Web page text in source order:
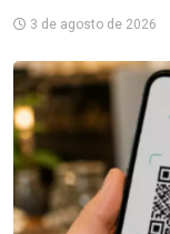
3 de agosto de 2026